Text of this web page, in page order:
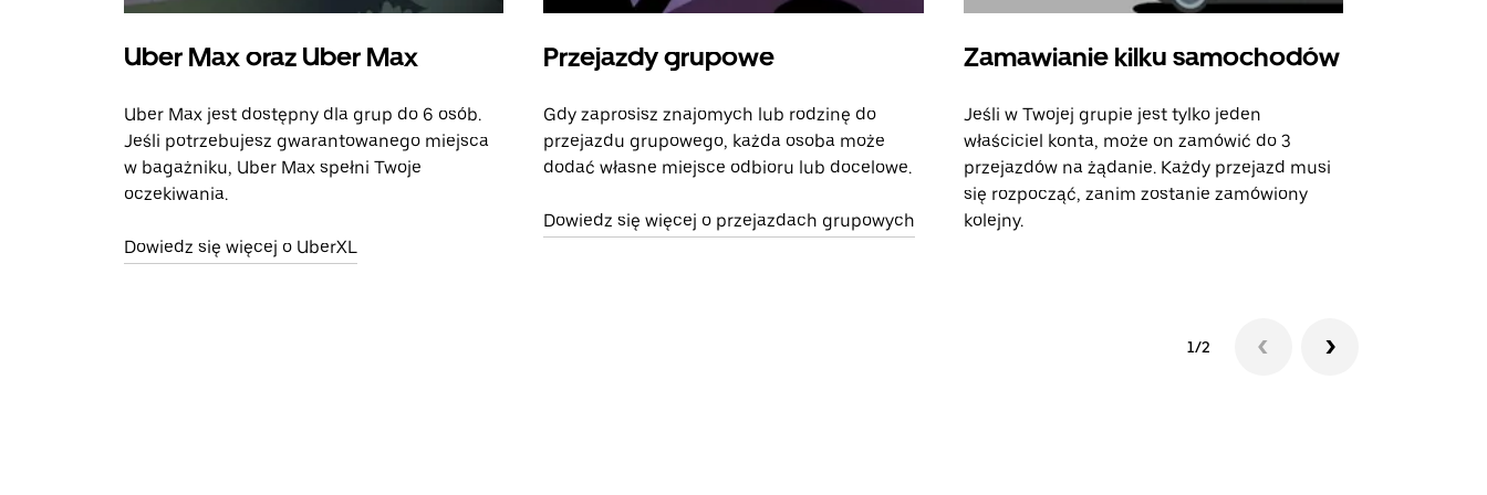
Uber Max oraz Uber Max
Uber Max jest dostępny dla grup do 6 osób.
Jeśli potrzebujesz gwarantowanego miejsca
w bagażniku, Uber Max spełni Twoje
oczekiwania.
Dowiedz się więcej o UberXL
Przejazdy grupowe
Gdy zaprosisz znajomych lub rodzinę do
przejazdu grupowego, każda osoba może
dodać własne miejsce odbioru lub docelowe.
Dowiedz się więcej o przejazdach grupowych
Zamawianie kilku samochodów
Jeśli w Twojej grupie jest tylko jeden
właściciel konta, może on zamówić do 3
przejazdów na żądanie. Każdy przejazd musi
się rozpocząć, zanim zostanie zamówiony
kolejny.
1/2